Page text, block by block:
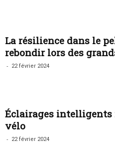
La résilience dans le
rebondir lors des
- 22 février 2024
Éclairages intelligents
vélo
- 22 février 2024